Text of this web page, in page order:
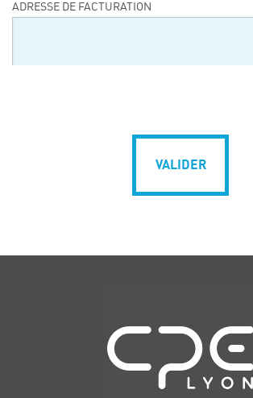
ADRESSE DE FACTURATION
VALIDER